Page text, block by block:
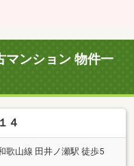
マンション 物件一
４
歌山線 田井ノ瀬駅 徒歩5